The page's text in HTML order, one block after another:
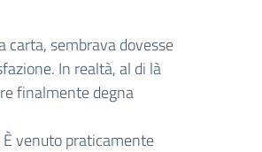
carta, sembrava dovesse
In realtà, al di là
finalmente degna
È venuto praticamente